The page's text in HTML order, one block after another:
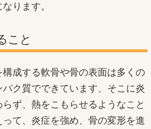
ります。
こと
構成する軟骨や骨の表面は多くの
ク質でできています、そこに炎
ず、熱をこもらせるようなこと
て、炎症を強め、骨の変形を進